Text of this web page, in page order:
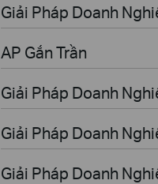
Giải Pháp Doanh
AP Gắn Trần
Giải Pháp Doanh
Giải Pháp Doanh
Giải Pháp Doanh